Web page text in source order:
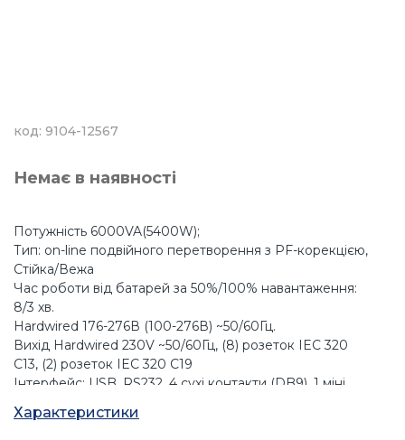
код: 9104-12567
Немає в наявності
Потужність 6000VA(5400W);
Тип: on-line подвійного перетворення з PF-корекцією,
Стійка/Вежа
Час роботи від батарей за 50%/100% навантаження:
8/3 хв.
Hardwired 176-276В (100-276В) ~50/60Гц.
Вихід Hardwired 230V ~50/60Гц, (8) розеток IEC 320
C13, (2) розеток IEC 320 C19
Інтерфейс: USB, RS232, 4 сухі контакти (DB9), 1 міні
віддаленого аварійного відключення, 1 слот для
Характеристики